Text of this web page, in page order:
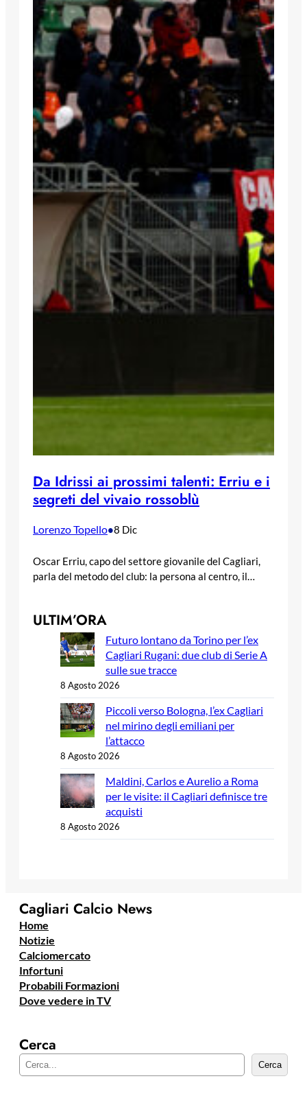
Da Idrissi ai prossimi talenti: Erriu e i
segreti del vivaio rossoblù
Lorenzo Topello•8 Dic
Oscar Erriu, capo del settore giovanile del Cagliari,
parla del metodo del club: la persona al centro, il…
ULTIM’ORA
Futuro lontano da Torino per l’ex
Cagliari Rugani: due club di Serie A
sulle sue tracce
8 Agosto 2026
Piccoli verso Bologna, l’ex Cagliari
nel mirino degli emiliani per
l’attacco
8 Agosto 2026
Maldini, Carlos e Aurelio a Roma
per le visite: il Cagliari definisce tre
acquisti
8 Agosto 2026
Cagliari Calcio News
Home
Notizie
Calciomercato
Infortuni
Probabili Formazioni
Dove vedere in TV
Cerca
e
Cerca